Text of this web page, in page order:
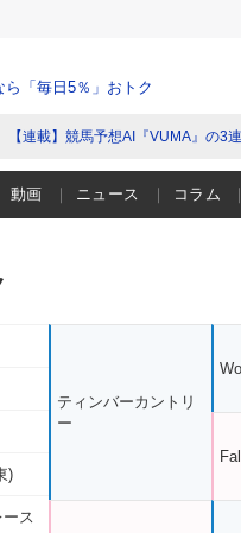
「毎日5％」おトク
【連載】競馬予想AI『VUMA』の3
動画 ニュース コラム
)
ス
ティンバーカントリ
ー